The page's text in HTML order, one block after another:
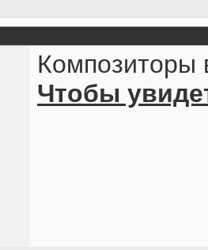
Композиторы
Чтобы